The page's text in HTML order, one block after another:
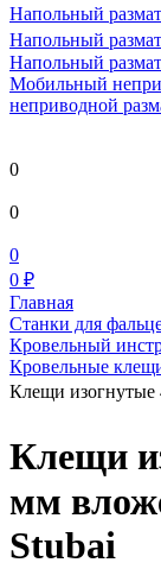
Напольный
Напольный
Напольный
Мобильный
неприводной
0
0
0
0 ₽
Главная
Станки для
Кровельный
Кровельные
Клещи изогнутые
Клещи
мм
Stubai